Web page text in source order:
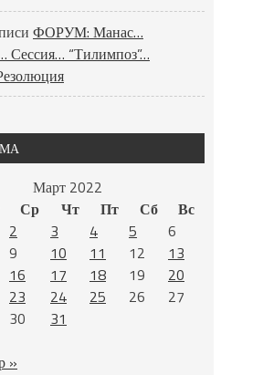
ФОРУМ: Манас…
Сессия… “Тилимпоз”…
Март 2022
Ср Чт Пт Сб
Вс
2 3 4 5
6
9 10 11 12
13
16 17 18 19
20
23 24 25 26
27
30
31
»